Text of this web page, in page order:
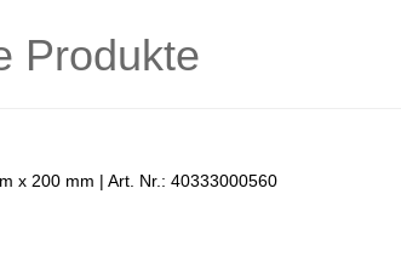
Produkte
x 200 mm | Art. Nr.: 40333000560